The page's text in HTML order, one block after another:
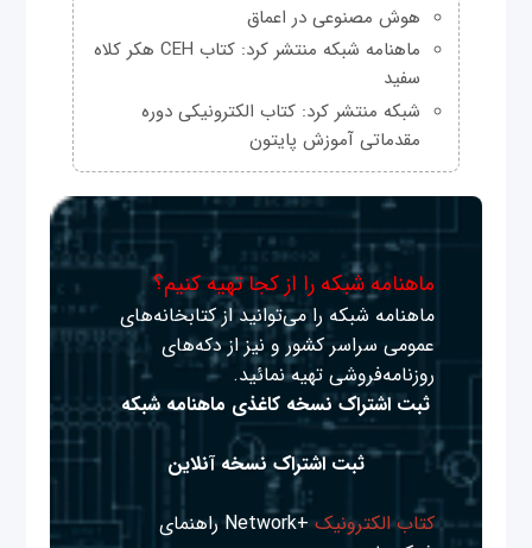
هوش مصنوعی در اعماق
ماهنامه شبکه منتشر کرد: کتاب CEH هکر کلاه
سفید
شبکه منتشر کرد: کتاب الکترونیکی دوره
مقدماتی آموزش پایتون
ماهنامه شبکه را از کجا تهیه کنیم؟
ماهنامه شبکه را می‌توانید از کتابخانه‌های
عمومی سراسر کشور و نیز از دکه‌های
روزنامه‌فروشی تهیه نمائید.
ثبت اشتراک نسخه کاغذی ماهنامه شبکه
ثبت اشتراک نسخه آنلاین
کتاب الکترونیک
+Network راهنمای